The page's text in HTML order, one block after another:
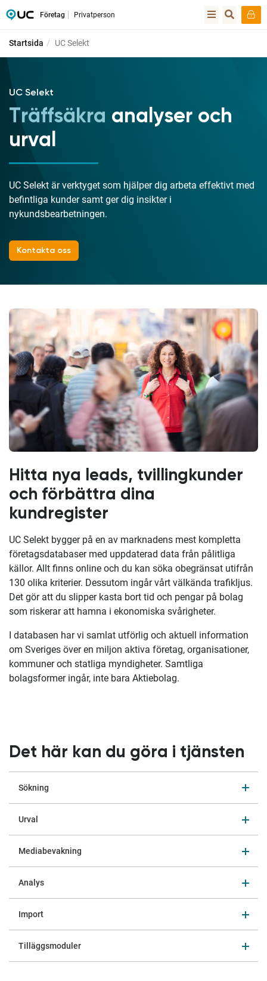
Företag Privatperson
Startsida UC Selekt
UC Selekt
Träffsäkra analyser och
urval
UC Selekt är verktyget som hjälper dig arbeta effektivt med
befintliga kunder samt ger dig insikter i
nykundsbearbetningen.
Kontakta oss
Hitta nya leads, tvillingkunder
och förbättra dina
kundregister
UC Selekt bygger på en av marknadens mest kompletta
företagsdatabaser med uppdaterad data från pålitliga
källor. Allt finns online och du kan söka obegränsat utifrån
130 olika kriterier. Dessutom ingår vårt välkända trafikljus.
Det gör att du slipper kasta bort tid och pengar på bolag
som riskerar att hamna i ekonomiska svårigheter.
I databasen har vi samlat utförlig och aktuell information
om Sveriges över en miljon aktiva företag, organisationer,
kommuner och statliga myndigheter. Samtliga
bolagsformer ingår, inte bara Aktiebolag.
Det här kan du göra i tjänsten
Sökning
Urval
Mediabevakning
Analys
Import
Tilläggsmoduler